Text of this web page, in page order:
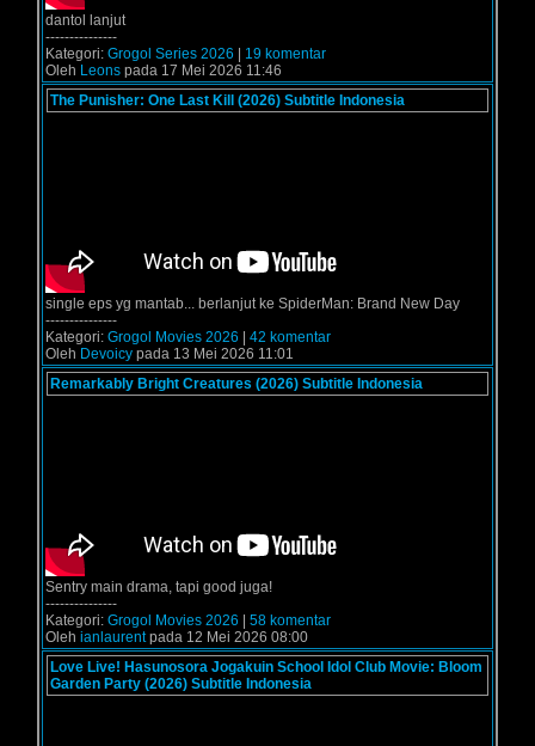
dantol lanjut
---------------
Kategori: Grogol Series 2026
19 komentar
Oleh Leons pada 17 Mei 2026 11:46
The Punisher: One Last Kill (2026) Subtitle Indonesia
single eps yg mantab... berlanjut ke SpiderMan: Brand New Day
---------------
Kategori: Grogol Movies 2026
42 komentar
Oleh Devoicy pada 13 Mei 2026 11:01
Remarkably Bright Creatures (2026) Subtitle Indonesia
Sentry main drama, tapi good juga!
---------------
Kategori: Grogol Movies 2026
58 komentar
Oleh ianlaurentpada 12 Mei 2026 08:00
Love Live! Hasunosora Jogakuin School Idol Club Movie: Bloom
Garden Party (2026) Subtitle Indonesia